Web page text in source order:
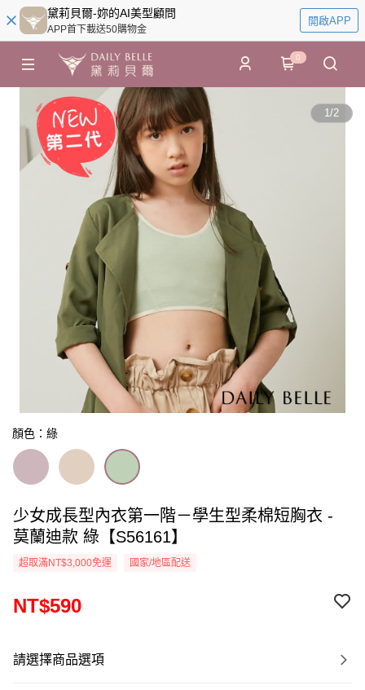
黛莉貝爾-妳的AI美型顧問
APP首下載送50購物金
開啟APP
0
1/2
顏色：綠
少女成長型內衣第一階－學生型柔棉短胸衣 -
莫蘭迪款 綠【S56161】
超取滿NT$3,000免運 國家/地區配送
NT$590
請選擇商品選項